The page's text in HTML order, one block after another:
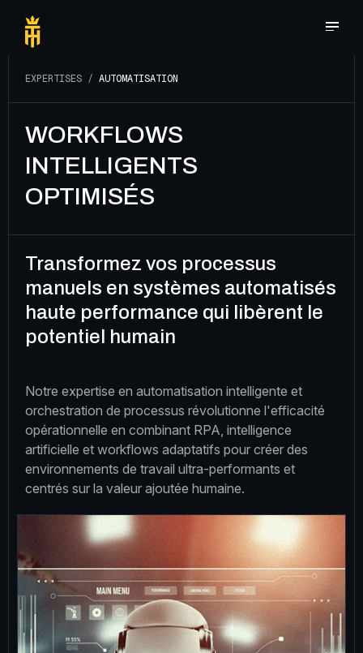
EXPERTISES / AUTOMATISATION
WORKFLOWS
INTELLIGENTS
OPTIMISÉS
Transformez vos processus
manuels en systèmes automatisés
haute performance qui libèrent le
potentiel humain
Notre expertise en automatisation intelligente et
orchestration de processus révolutionne l'efficacité
opérationnelle en combinant RPA, intelligence
artificielle et workflows adaptatifs pour créer des
environnements de travail ultra-performants et
centrés sur la valeur ajoutée humaine.